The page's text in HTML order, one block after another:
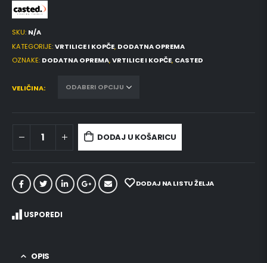
SKU: N/A
KATEGORIJE:VRTILICE I KOPČE, DODATNA OPREMA
OZNAKE: DODATNA OPREMA,VRTILICE I KOPČE, CASTED
VELIČINA
DODAJ U KOŠARICU
DODAJ NA LISTU ŽELJA
USPOREDI
OPIS